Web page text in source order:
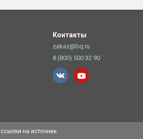
Контакты
zakaz@bq.ru
8 (800) 500 32 90
на источник.